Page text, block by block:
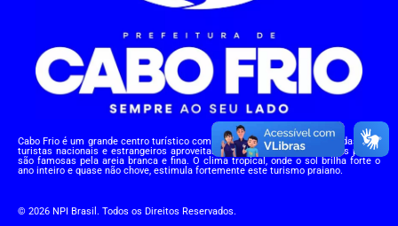
Cabo Frio é um grande centro turístico com vasta rede de hotéis e pousadas para
turistas nacionais e estrangeiros aproveitarem suas belezas naturais. As praias
são famosas pela areia branca e fina. O clima tropical, onde o sol brilha forte o
ano inteiro e quase não chove, estimula fortemente este turismo praiano.
© 2026 NPI Brasil. Todos os Direitos Reservados.